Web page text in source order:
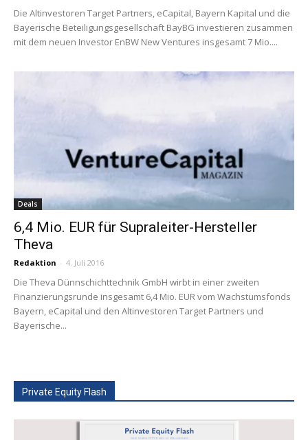
Die Altinvestoren Target Partners, eCapital, Bayern Kapital und die
Bayerische Beteiligungsgesellschaft BayBG investieren zusammen
mit dem neuen Investor EnBW New Ventures insgesamt 7 Mio....
Deals
6,4 Mio. EUR für Supraleiter-Hersteller
Theva
Redaktion - 4. Juli 2016
Die Theva Dünnschichttechnik GmbH wirbt in einer zweiten
Finanzierungsrunde insgesamt 6,4 Mio. EUR vom Wachstumsfonds
Bayern, eCapital und den Altinvestoren Target Partners und
Bayerische...
Private Equity Flash